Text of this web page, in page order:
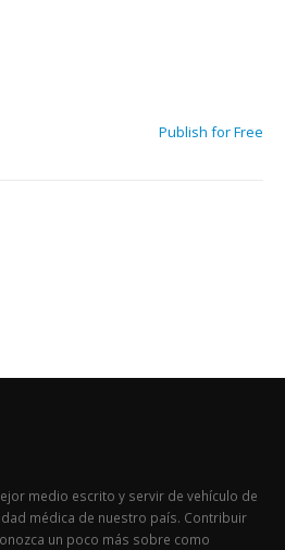
Publish for Free
medio escrito y servir de vehículo de
médica de nuestro país. Contribuir
un poco más sobre como